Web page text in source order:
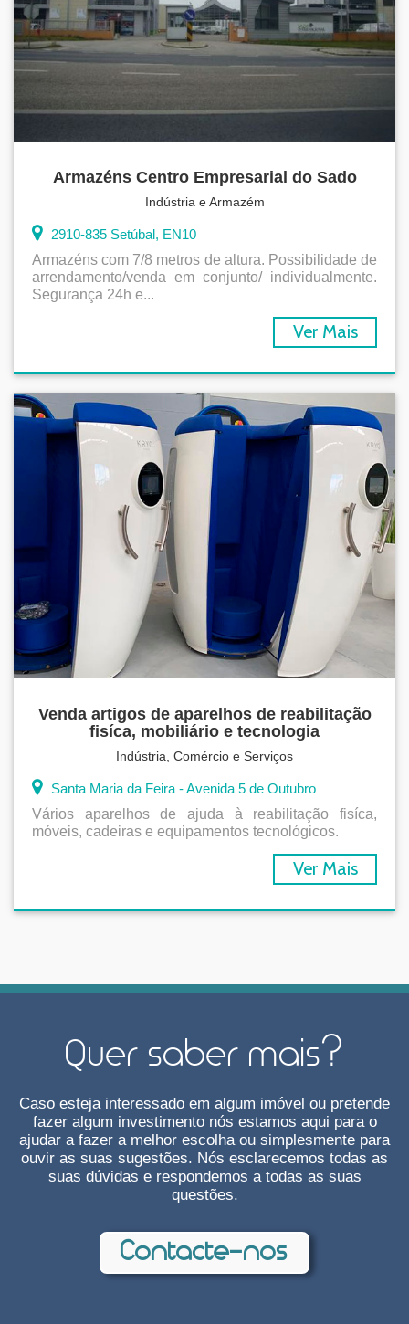
Armazéns Centro Empresarial do Sado
Indústria e Armazém
2910-835 Setúbal, EN10
Armazéns com 7/8 metros de altura. Possibilidade de
arrendamento/venda em conjunto/ individualmente.
Segurança 24h e...
Ver Mais
Venda artigos de aparelhos de reabilitação
fisíca, mobiliário e tecnologia
Indústria, Comércio e Serviços
Santa Maria da Feira - Avenida 5 de Outubro
Vários aparelhos de ajuda à reabilitação fisíca,
móveis, cadeiras e equipamentos tecnológicos.
Ver Mais
Quer saber mais?
Caso esteja interessado em algum imóvel ou pretende
fazer algum investimento nós estamos aqui para o
ajudar a fazer a melhor escolha ou simplesmente para
ouvir as suas sugestões. Nós esclarecemos todas as
suas dúvidas e respondemos a todas as suas
questões.
Contacte-nos